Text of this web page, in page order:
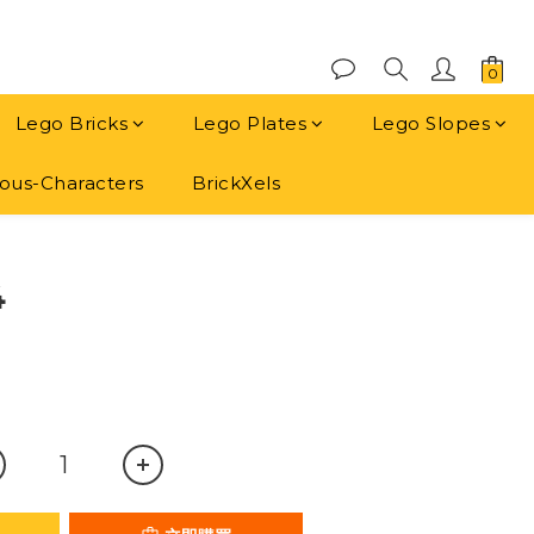
Lego Bricks Lego Plates Lego Slopes
Characters BrickXels